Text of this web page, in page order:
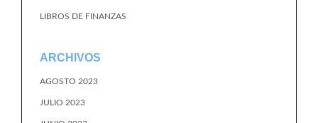
LIBROS DE FINANZAS
ARCHIVOS
AGOSTO 2023
JULIO 2023